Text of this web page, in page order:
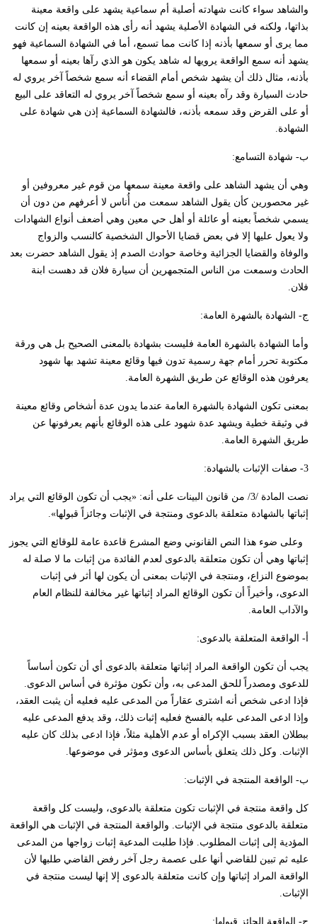
والشاهد سواء كانت شهادته أصلية أم سماعية يشهد على واقعة معينة
بذاتها، ولكنه في الشهادة الأصلية يشهد أنه رأى هذه الواقعة بعينه إن كانت
مما يرى أو سمعها بأذنه إذا كانت مما تسمع، أما في الشهادة السماعية فهو
يشهد أنه سمع الواقعة يرويها له شاهد يكون هو الذي رآها بعينه أو سمعها
بأذنه، مثال ذلك أن يشهد شخص أمام القضاء أنه سمع شخصاً آخر يروي له
حادث السيارة وقد رآه بعينه أو سمع شخصاً آخر يروي له التعاقد على البيع
أو على القرض وقد سمعه بأذنه، فالشهادة السماعية إذن هي شهادة على
الشهادة.
ب- شهادة التسامع:
وهي أن يشهد الشاهد على واقعة معينة سمعها من قوم غير معروفين أو
غير محصورين كأن يقول الشاهد سمعت من أُناس لا أعرفهم من دون أن
يسمي شخصاً بعينه أو عائلة أو أهل حي معين وهي أضعف أنواع الشهادات
ولا يعول عليها إلا في بعض قضايا الأحوال الشخصية كالنسب والزواج
والوفاة والقضايا الجزائية وخاصة حوادث الصدم إذ يقول الشاهد حضرت بعد
الحادث وسمعت من الناس المتجمهرين أن سيارة فلان قد دهست ابنة
فلان.
ج- الشهادة بالشهرة العامة:
وأما الشهادة بالشهرة العامة فليست بشهادة بالمعنى الصحيح بل هي ورقة
مكتوبة تحرر أمام جهة رسمية تدون فيها وقائع معينة تشهد بها شهود
يعرفون هذه الوقائع عن طريق الشهرة العامة.
بمعنى تكون الشهادة بالشهرة العامة عندما يدون عدة أشخاص وقائع معينة
في وثيقة خطية ويشهد عدة شهود على هذه الوقائع بأنهم يعرفونها عن
طريق الشهرة العامة.
3- صفات الإثبات بالشهادة:
نصت المادة /3/ من قانون البينات على أنه: «يجب أن تكون الوقائع التي يراد
إثباتها بالشهادة متعلقة بالدعوى ومنتجة في الإثبات وجائزاً قبولها».
وعلى ضوء هذا النص القانوني وضع المشرع قاعدة عامة للوقائع التي يجوز
إثباتها وهي أن تكون متعلقة بالدعوى لعدم الفائدة من إثبات ما لا صلة له
بموضوع النزاع، ومنتجة في الإثبات بمعنى أن يكون لها أثر في إثبات
الدعوى، وأخيراً أن تكون الوقائع المراد إثباتها غير مخالفة للنظام العام
والآداب العامة.
أ- الواقعة المتعلقة بالدعوى:
يجب أن تكون الواقعة المراد إثباتها متعلقة بالدعوى أي أن تكون أساساً
للدعوى ومصدراً للحق المدعى به، وأن تكون مؤثرة في أساس الدعوى.
فإذا ادعى شخص أنه اشترى عقاراً من المدعى عليه فعليه أن يثبت العقد،
وإذا ادعى المدعى عليه بالفسخ فعليه إثبات ذلك، وقد يدفع المدعى عليه
ببطلان العقد بسبب الإكراه أو عدم الأهلية مثلاً، فإذا ادعى بذلك كان عليه
الإثبات. وكل ذلك يتعلق بأساس الدعوى ومؤثر في موضوعها.
ب- الواقعة المنتجة في الإثبات:
كل واقعة منتجة في الإثبات تكون متعلقة بالدعوى، وليست كل واقعة
متعلقة بالدعوى منتجة في الإثبات. والواقعة المنتجة في الإثبات هي الواقعة
المؤدية إلى إثبات المطلوب. فإذا طلبت المدعية إثبات زواجها من المدعى
عليه ثم تبين للقاضي أنها على عصمة رجل آخر رفض القاضي طلبها لأن
الواقعة المراد إثباتها وإن كانت متعلقة بالدعوى إلا إنها ليست منتجة في
الإثبات.
ج- الواقعة الجائز قبولها: